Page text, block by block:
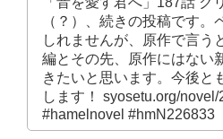
（？）、続きの投稿です。
しれませんが、原作で言う
編とその先、原作にはない
きたいと思います。今後と
します！ syosetu.org/
#hamelnovel #hmN226833